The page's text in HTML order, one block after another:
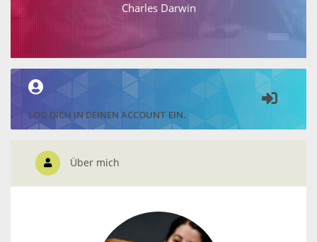
Charles Darwin
LOG DICH IN DEINEN ACCOUNT EIN.
Über mich